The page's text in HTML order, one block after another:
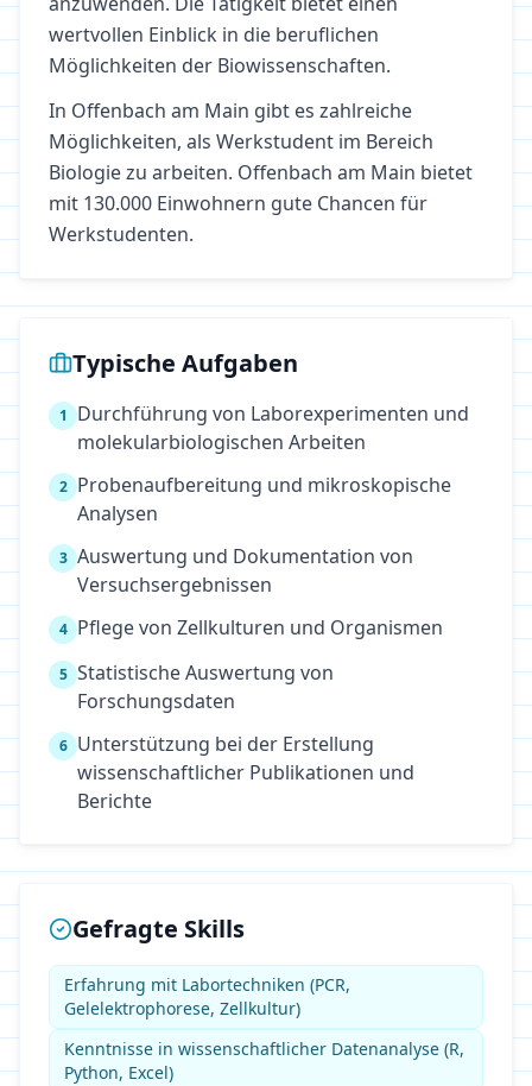
wertvollen Einblick in die beruflichen
Möglichkeiten der Biowissenschaften.
In Offenbach am Main gibt es zahlreiche
Möglichkeiten, als Werkstudent im Bereich
Biologiezu arbeiten. Offenbach am Main bietet
mit 130.000 Einwohnern gute Chancen für
Werkstudenten.
Typische Aufgaben
1
Durchführung von Laborexperimenten und
molekularbiologischen Arbeiten
2 Probenaufbereitung und mikroskopische
Analysen
3 Auswertung und Dokumentation von
Versuchsergebnissen
4 Pflege von Zellkulturen und Organismen
5 Statistische Auswertung von
Forschungsdaten
6 Unterstützung bei der Erstellung
wissenschaftlicher Publikationen und
Berichte
Gefragte Skills
Erfahrung mit Labortechniken (PCR,
Gelelektrophorese, Zellkultur)
Kenntnisse in wissenschaftlicher Datenanalyse (R,
Python, Excel)